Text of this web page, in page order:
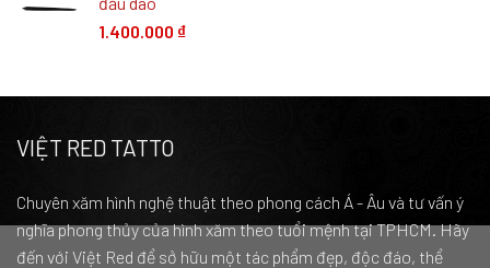
1.400.000 ₫
VIỆT RED TATTO
Chuyên xăm hình nghệ thuật theo phong cách Á - Âu và tư vấn ý
nghĩa phong thủy của hình xăm theo tuổi mệnh tại TPHCM. Hãy
đến với Việt Red để sở hữu một tác phẩm đẹp, độc đáo, thể